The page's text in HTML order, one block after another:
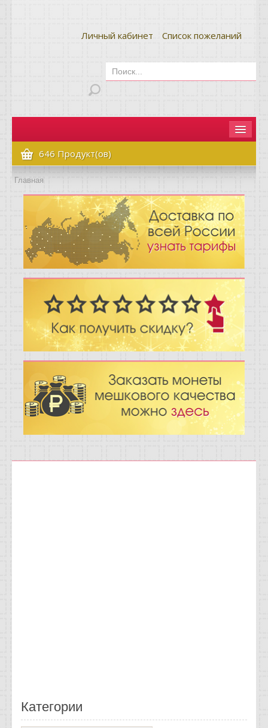
Личный кабинет Список пожеланий
Главная
Как сделать заказ
Оплата и доставка
Контакты
Вопрос-ответ
Отзывы
Новости
Статьи
646 Продукт(ов)
Главная
Категории